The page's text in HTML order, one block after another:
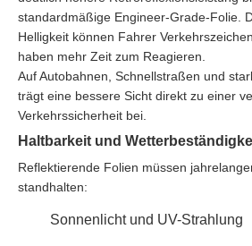
standardmäßige Engineer-Grade-Folie.
Helligkeit können Fahrer
haben mehr Zeit zum Reagieren.
Auf Autobahnen, Schnellstraßen und
trägt eine bessere Sicht direkt zu einer
Verkehrssicherheit bei.
Haltbarkeit und
Reflektierende Folien müssen
standhalten:
Sonnenlicht und UV-Strahlung